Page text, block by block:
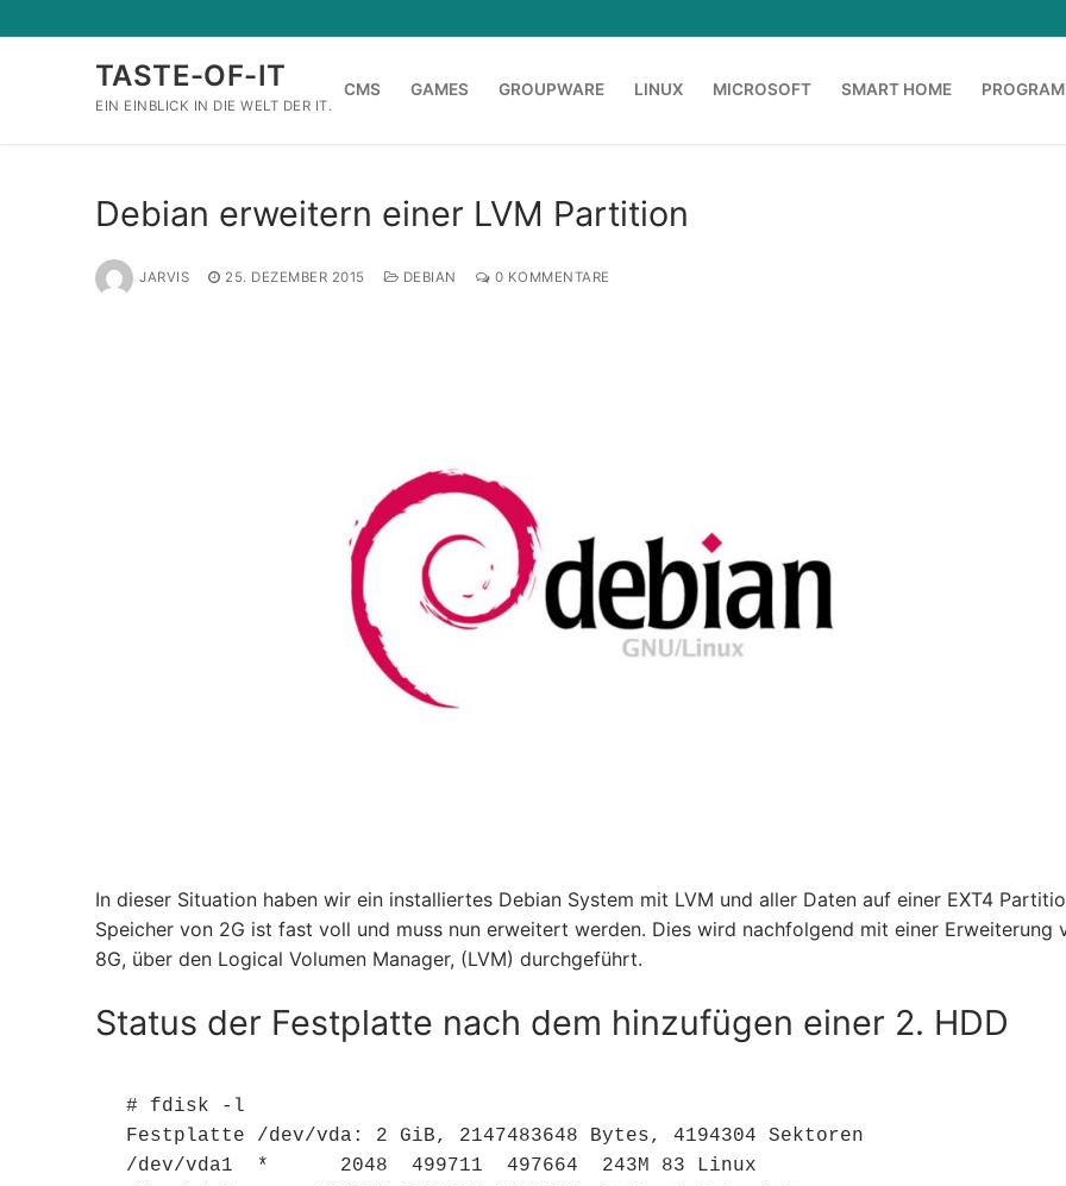
Inhalt
TASTE-OF-IT
EIN EINBLICK IN DIE WELT DER IT.
CMS GAMES GROUPWARE LINUX MICROSOFT SMART HOME
Debian erweitern einer LVM Partition
JARVIS 25. DEZEMBER 2015 DEBIAN 0 KOMMENTARE
In dieser Situation haben wir ein installiertes Debian System mit LVM und aller Daten auf einer EXT4
Speicher von 2G ist fast voll und muss nun erweitert werden. Dies wird nachfolgend mit einer Erweiterung
8G, über den Logical Volumen Manager, (LVM) durchgeführt.
Status der Festplatte nach dem hinzufügen einer 2. HDD
# fdisk -l
Festplatte /dev/vda: 2 GiB, 2147483648 Bytes, 4194304 Sektoren
/dev/vda1  *      2048  499711  497664  243M 83 Linux